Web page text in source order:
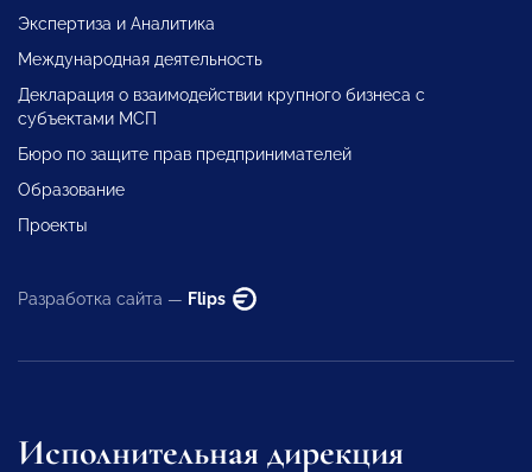
Экспертиза и Аналитика
Международная деятельность
Декларация о взаимодействии крупного бизнеса с
субъектами МСП
Бюро по защите прав предпринимателей
Образование
Проекты
Разработка сайта — Flips
Исполнительная дирекция